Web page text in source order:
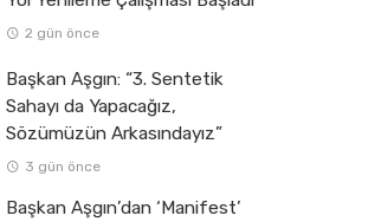
2 gün önce
Başkan Aşgın: “3. Sentetik
Sahayı da Yapacağız,
Sözümüzün Arkasındayız”
3 gün önce
Başkan Aşgın’dan ‘Manifest’